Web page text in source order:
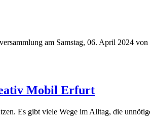
am Samstag, 06. April 2024
Mobil Erfurt
Es gibt viele Wege im Alltag, die